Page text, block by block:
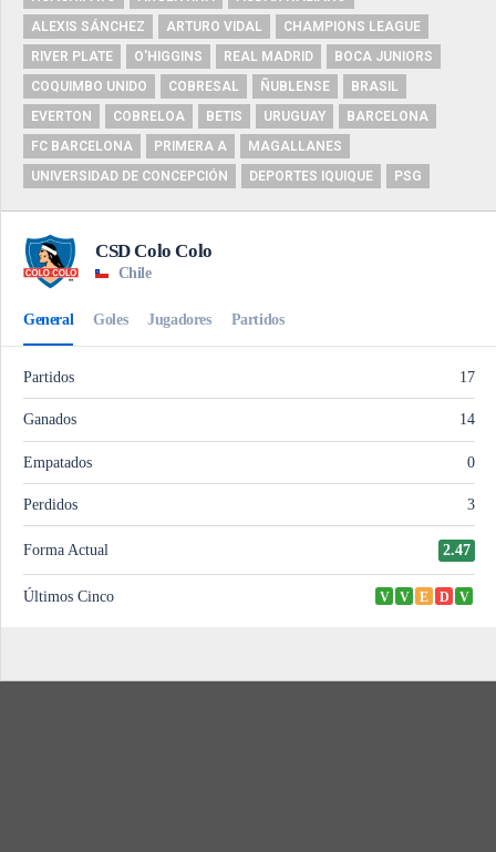
ALEXIS SÁNCHEZ
ARTURO VIDAL
CHAMPIONS LEAGUE
RIVER PLATE
O'HIGGINS REAL MADRID
BOCA JUNIORS
COQUIMBO UNIDO
COBRESAL ÑUBLENSE
BRASIL
EVERTON
COBRELOA BETIS URUGUAY
BARCELONA
FC BARCELONA
PRIMERA A
MAGALLANES
UNIVERSIDAD DE CONCEPCIÓN
DEPORTES IQUIQUE PSG